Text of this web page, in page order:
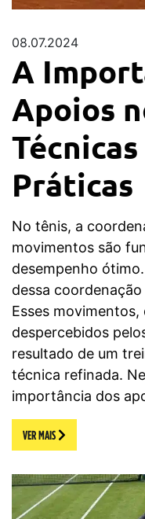
08.07.2024
A
Apoios
Práticas
No tênis, a
movimentos são
desempenho
dessa
Esses
despercebidos
resultado de um
técnica refinada.
importância dos
VER MAIS